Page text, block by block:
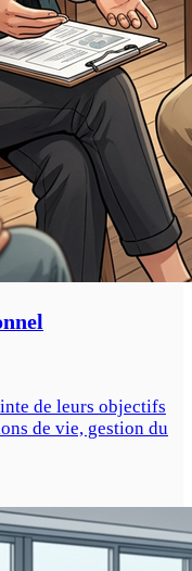
de leurs objectifs
de vie, gestion du